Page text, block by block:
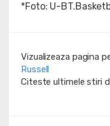
*Foto: U-
Vizualizeaza pagina
Russell
Citeste ultimele stiri